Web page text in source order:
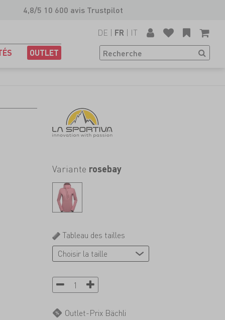
4,8/5 10 600 avis Trustpilot
OUTLET
DE | FR | IT
Variante rosebay
Tableau des tailles
Outlet-Prix Bächli